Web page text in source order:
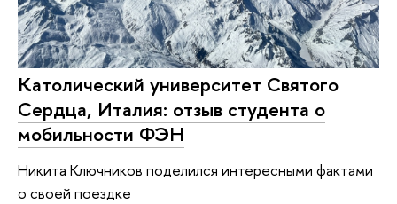
Католический университет Святого
Сердца, Италия: отзыв студента о
мобильности ФЭН
Никита Ключников поделился интересными фактами
о своей поездке